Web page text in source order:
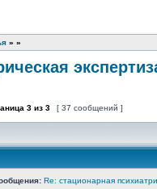
» »
на тему
3 из 3 [ 37 сообщений ]
Re: стационарная